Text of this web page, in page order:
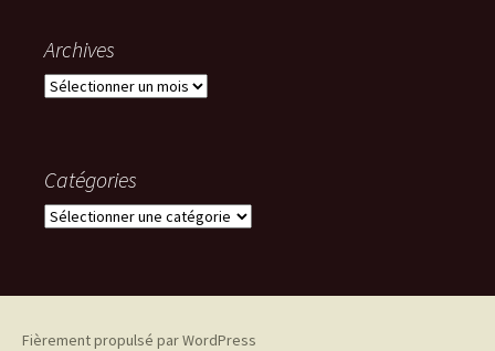
Archives
Archives
Catégories
Catégories
Fièrement propulsé par WordPress